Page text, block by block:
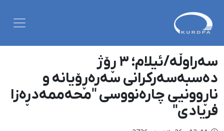
سەراوڵە/ئیلام؛ ٣ ڕۆژ
دەسبەسەرکرانی سەرەڕۆیانە و
ناڕوونیی چارەنووسی "محەممەدڕەزا
فریادی"